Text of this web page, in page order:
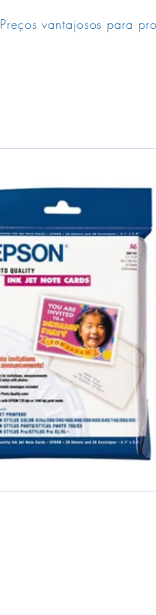
Preços vantajosos para